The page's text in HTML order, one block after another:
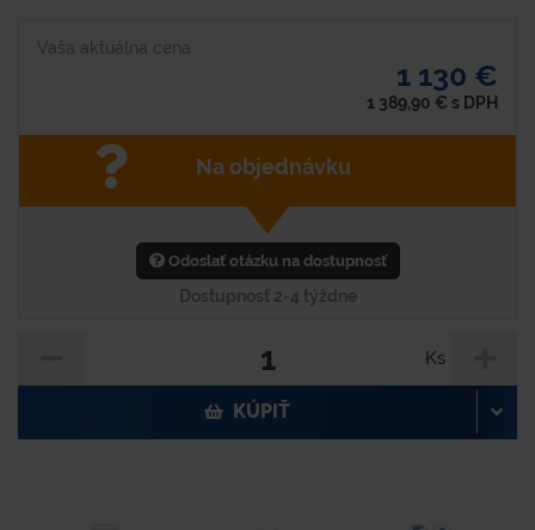
Vaša aktuálna cena
1 130 €
1 389,90 € s DPH
Na objednávku
Odoslať otázku na dostupnosť
Dostupnosť 2-4 týždne
Ks
KÚPIŤ